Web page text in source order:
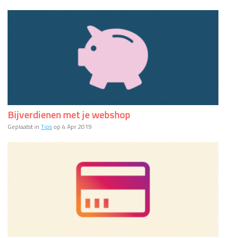
Bijverdienen met je webshop
Geplaatst in Tips op 4 Apr 2019